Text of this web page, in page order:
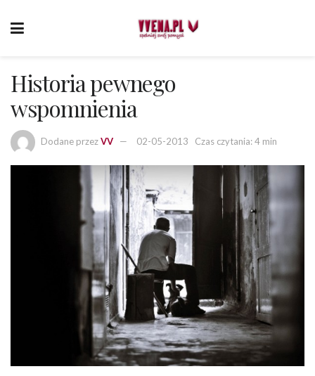
Historia pewnego
wspomnienia
Dodane przezVV 02-05-2013 Czas czytania: 4 min